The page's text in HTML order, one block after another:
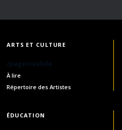
ARTS ET CULTURE
/pageInvalide
À lire
Répertoire des Artistes
ÉDUCATION